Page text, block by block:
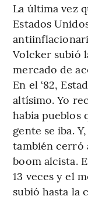
La última vez
Estados
Volcker subió
mercado de
En el ‘82,
altísimo. Yo
había pueblos
gente se iba.
también cerró
boom alcista.
13 veces y el
subió hasta la